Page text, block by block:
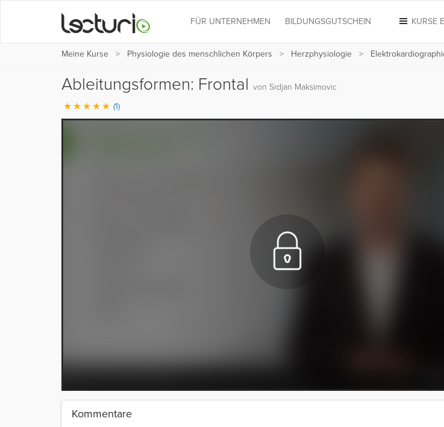
KURSE
FÜR UNTERNEHMEN BILDUNGSGUTSCHEIN
Meine Kurse Physiologie des menschlichen Körpers Herzphysiologie
Ableitungsformen: Frontal von Srdjan Maksimovic
(1)
Kommentare